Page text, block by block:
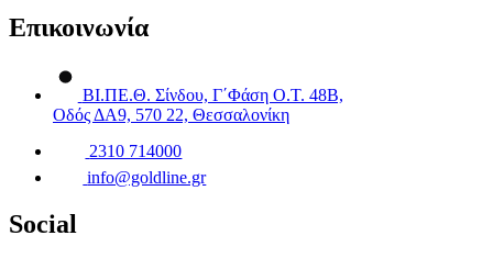
Επικοινωνία
ΒΙ.ΠΕ.Θ. Σίνδου, Γ΄Φάση Ο.Τ. 48Β,
Οδός ΔΑ9, 570 22, Θεσσαλονίκη
2310 714000
info@goldline.gr
Social